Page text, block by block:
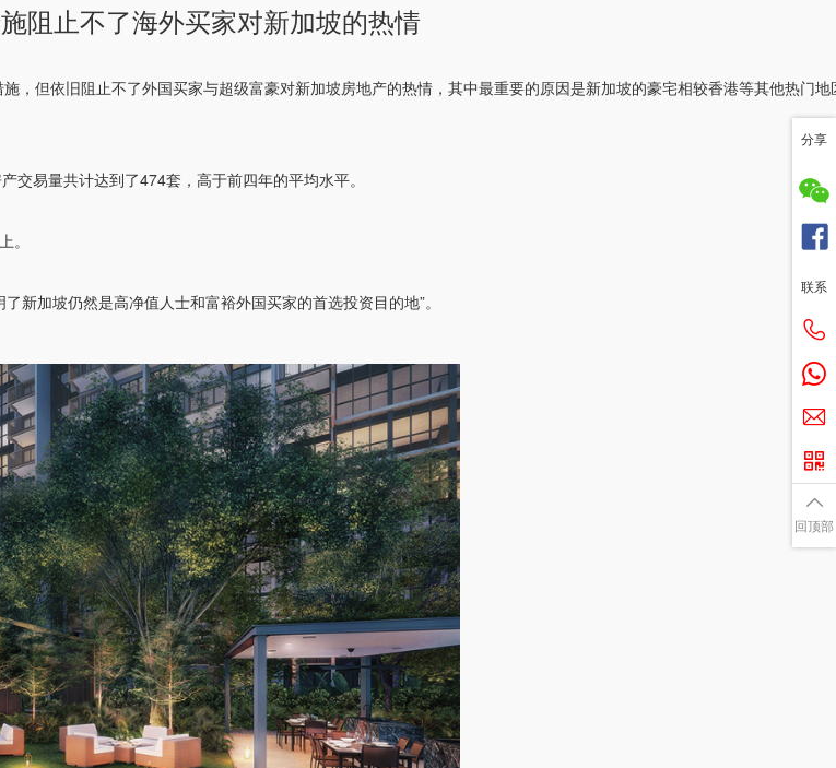
分享
联系
回顶部
阻止不了海外买家对新加坡的热情
，但依旧阻止不了外国买家与超级富豪对新加坡房地产的热情，其中最重要的原因是新加坡的豪宅相较香港等其他热门地
易量共计达到了474套，高于前四年的平均水平。
。
新加坡仍然是高净值人士和富裕外国买家的首选投资目的地”。